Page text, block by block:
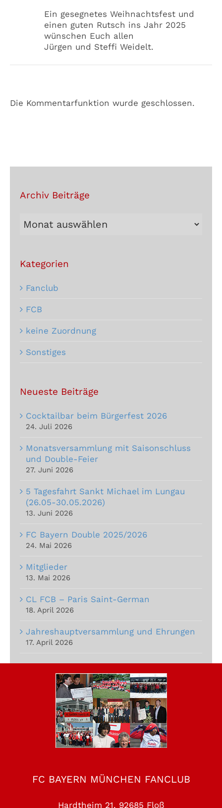
Ein gesegnetes Weihnachtsfest und
einen guten Rutsch ins Jahr 2025
wünschen Euch allen
Jürgen und Steffi Weidelt.
Die Kommentarfunktion wurde geschlossen.
Archiv Beiträge
Archiv
Beiträge
Kategorien
Fanclub
FCB
keine Zuordnung
Sonstiges
Neueste Beiträge
Cocktailbar beim Bürgerfest 2026
24. Juli 2026
Monatsversammlung mit Saisonschluss
und Double-Feier
27. Juni 2026
5 Tagesfahrt Sankt Michael im Lungau
(26.05-30.05.2026)
13. Juni 2026
FC Bayern Double 2025/2026
24. Mai 2026
Mitglieder
13. Mai 2026
CL FCB – Paris Saint-German
18. April 2026
Jahreshauptversammlung und Ehrungen
17. April 2026
FC BAYERN MÜNCHEN FANCLUB
Hardtheim 21, 92685 Floß